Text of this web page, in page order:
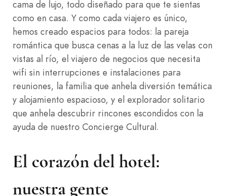
cama de lujo, todo diseñado para que te sientas
como en casa. Y como cada viajero es único,
hemos creado espacios para todos: la pareja
romántica que busca cenas a la luz de las velas con
vistas al río, el viajero de negocios que necesita
wifi sin interrupciones e instalaciones para
reuniones, la familia que anhela diversión temática
y alojamiento espacioso, y el explorador solitario
que anhela descubrir rincones escondidos con la
ayuda de nuestro Concierge Cultural.
El corazón del hotel:
nuestra gente